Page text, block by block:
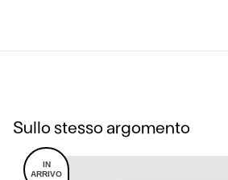
Sullo stesso argomento
IN
ARRIVO